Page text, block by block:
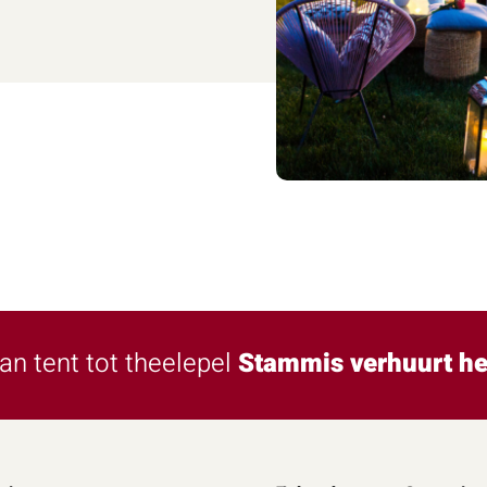
tent tot theelepel Stammis verhuurt